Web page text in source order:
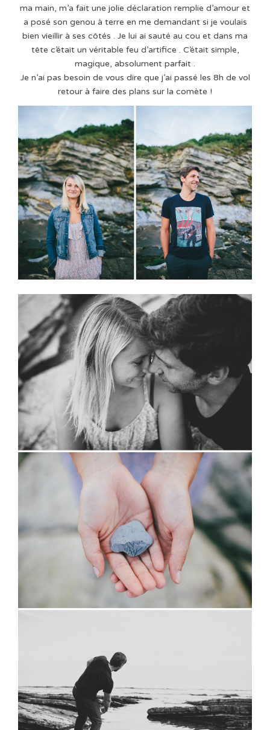
ma main, m’a fait une jolie déclaration remplie d’amour et
a posé son genou à terre en me demandant si je voulais
bien vieillir à ses côtés . Je lui ai sauté au cou et dans ma
tête c’était un véritable feu d’artifice . C’était simple,
magique, absolument parfait .
Je n’ai pas besoin de vous dire que j’ai passé les 8h de vol
retour à faire des plans sur la comète !